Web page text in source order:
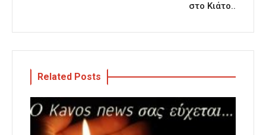
στο Κιάτο..
Related Posts